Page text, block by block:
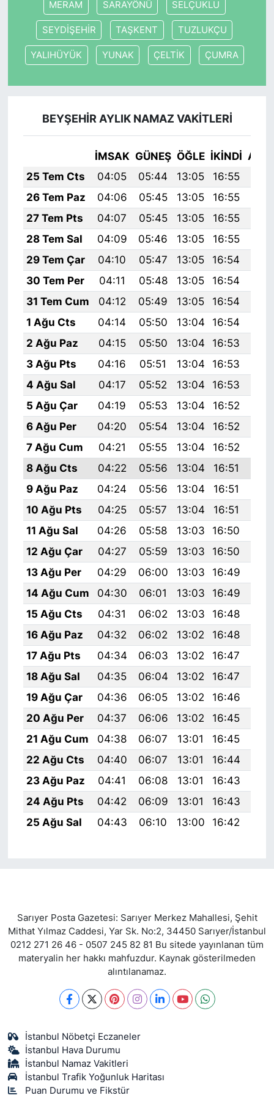
MERAM SARAYÖNÜ SELÇUKLU
SEYDİŞEHİR TAŞKENT TUZLUKÇU
YALIHÜYÜK YUNAK ÇELTİK ÇUMRA
BEYŞEHİR AYLIK NAMAZ VAKITLERI
İMSAK GÜNEŞ ÖĞLE İKINDI
25 Tem Cts
04:05 05:44 13:05 16:55
26 Tem Paz
04:06 05:45 13:05 16:55
27 Tem Pts
04:07 05:45 13:05 16:55
28 Tem Sal
04:09 05:46 13:05 16:55
29 Tem Çar
04:10 05:47 13:05 16:54
30 Tem Per
04:11 05:48 13:05 16:54
31 Tem Cum
04:12 05:49 13:05 16:54
1 Ağu Cts
04:14 05:50 13:04 16:54
2 Ağu Paz
04:15 05:50 13:04 16:53
3 Ağu Pts
04:16 05:51 13:04 16:53
4 Ağu Sal
04:17 05:52 13:04 16:53
5 Ağu Çar
04:19 05:53 13:04 16:52
6 Ağu Per
04:20 05:54 13:04 16:52
7 Ağu Cum
04:21 05:55 13:04 16:52
8 Ağu Cts
04:22 05:56 13:04 16:51
9 Ağu Paz
04:24 05:56 13:04 16:51
10 Ağu Pts
04:25 05:57 13:04 16:51
11 Ağu Sal
04:26 05:58 13:03 16:50
12 Ağu Çar
04:27 05:59 13:03 16:50
13 Ağu Per
04:29 06:00 13:03 16:49
14 Ağu Cum
04:30 06:01 13:03 16:49
15 Ağu Cts
04:31 06:02 13:03 16:48
16 Ağu Paz
04:32 06:02 13:02 16:48
17 Ağu Pts
04:34 06:03 13:02 16:47
18 Ağu Sal
04:35 06:04 13:02 16:47
19 Ağu Çar
04:36 06:05 13:02 16:46
20 Ağu Per
04:37 06:06 13:02 16:45
21 Ağu Cum
04:38 06:07 13:01 16:45
22 Ağu Cts
04:40 06:07 13:01 16:44
23 Ağu Paz
04:41 06:08 13:01 16:43
24 Ağu Pts
04:42 06:09 13:01 16:43
25 Ağu Sal
04:43 06:10 13:00 16:42
Sarıyer Posta Gazetesi: Sarıyer Merkez Mahallesi, Şehit
Mithat Yılmaz Caddesi, Yar Sk. No:2, 34450 Sarıyer/İstanbul
0212 271 26 46 - 0507 245 82 81 Bu sitede yayınlanan tüm
materyalin her hakkı mahfuzdur. Kaynak gösterilmeden
alıntılanamaz.
İstanbul Nöbetçi Eczaneler
İstanbul Hava Durumu
İstanbul Namaz Vakitleri
İstanbul Trafik Yoğunluk Haritası
Puan Durumu ve Fikstür